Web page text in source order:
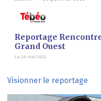
Reportage
Grand Ouest
Le 26 mai 2023
Visionner le reportage